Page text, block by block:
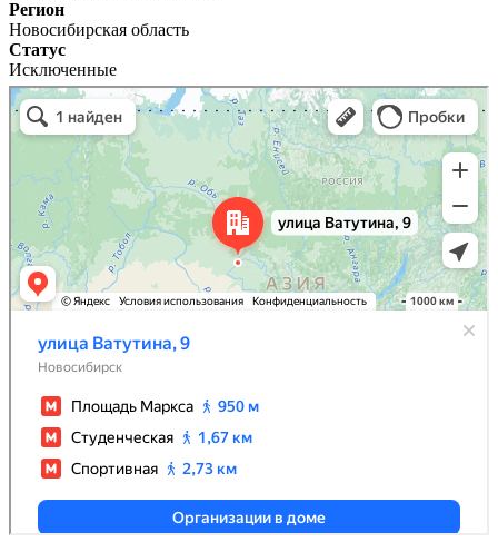
Регион
Новосибирская область
Статус
Исключенные